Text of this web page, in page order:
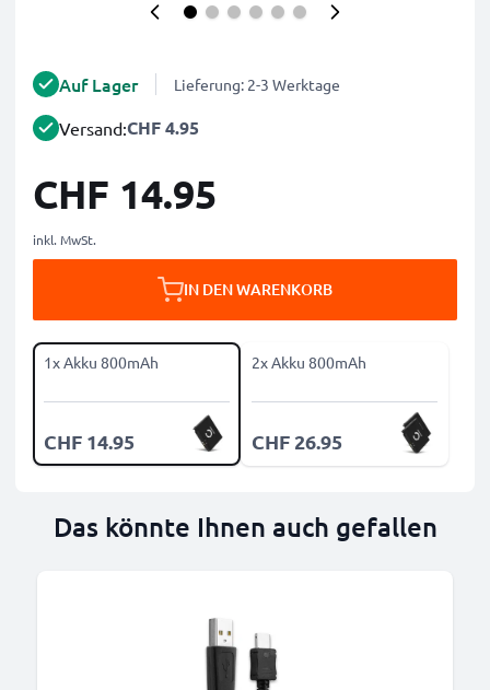
Auf Lager Lieferung: 2-3 Werktage
Versand:CHF 4.95
CHF 14.95
inkl. MwSt.
IN DEN WARENKORB
1x Akku 800mAh
CHF 14.95
2x Akku 800mAh
CHF 26.95
Das könnte Ihnen auch gefallen